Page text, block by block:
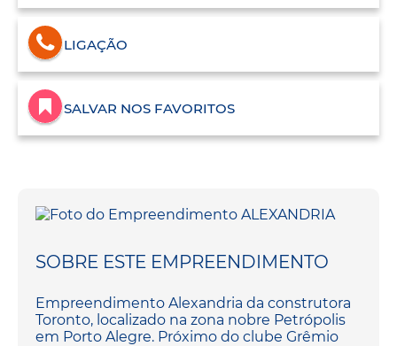
LIGAÇÃO
SALVAR NOS FAVORITOS
SOBRE ESTE EMPREENDIMENTO
Empreendimento Alexandria da construtora
Toronto, localizado na zona nobre Petrópolis
em Porto Alegre. Próximo do clube Grêmio